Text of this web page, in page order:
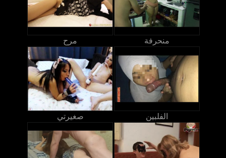
مرح منحرفة
صغيرتي الفلبين